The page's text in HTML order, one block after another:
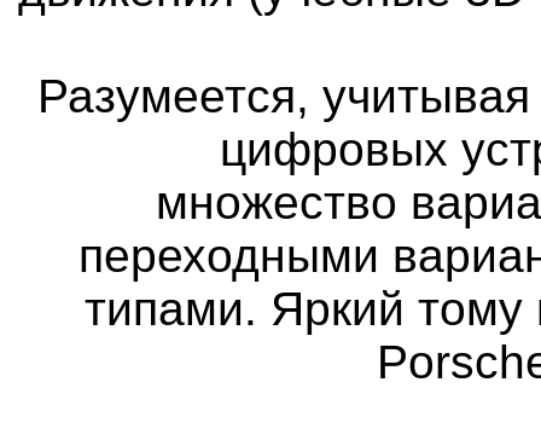
Разумеется,
цифровых
множество
переходными
типами. Яркий